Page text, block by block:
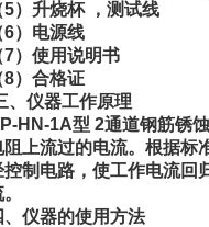
5）升烧杯 ，测
6）电源
7）使用说
8）合格
、仪器工作原理
HN-1A型 2通道钢筋锈
阻上流过的电流。根据标
控制电路，使工作电流回
、仪器的使用方法